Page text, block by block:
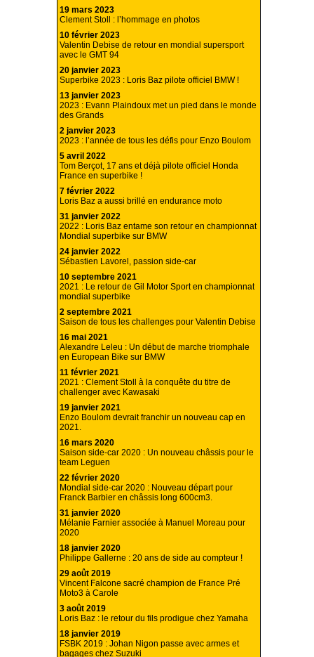
19 mars 2023
Clement Stoll : l’hommage en photos
10 février 2023
Valentin Debise de retour en mondial supersport
avec le GMT 94
20 janvier 2023
Superbike 2023 : Loris Baz pilote officiel BMW !
13 janvier 2023
2023 : Evann Plaindoux met un pied dans le monde
des Grands
2 janvier 2023
2023 : l’année de tous les défis pour Enzo Boulom
5 avril 2022
Tom Berçot, 17 ans et déjà pilote officiel Honda
France en superbike !
7 février 2022
Loris Baz a aussi brillé en endurance moto
31 janvier 2022
2022 : Loris Baz entame son retour en championnat
Mondial superbike sur BMW
24 janvier 2022
Sébastien Lavorel, passion side-car
10 septembre 2021
2021 : Le retour de Gil Motor Sport en championnat
mondial superbike
2 septembre 2021
Saison de tous les challenges pour Valentin Debise
16 mai 2021
Alexandre Leleu : Un début de marche triomphale
en European Bike sur BMW
11 février 2021
2021 : Clement Stoll à la conquête du titre de
challenger avec Kawasaki
19 janvier 2021
Enzo Boulom devrait franchir un nouveau cap en
2021.
16 mars 2020
Saison side-car 2020 : Un nouveau châssis pour le
team Leguen
22 février 2020
Mondial side-car 2020 : Nouveau départ pour
Franck Barbier en châssis long 600cm3.
31 janvier 2020
Mélanie Farnier associée à Manuel Moreau pour
2020
18 janvier 2020
Philippe Gallerne : 20 ans de side au compteur !
29 août 2019
Vincent Falcone sacré champion de France Pré
Moto3 à Carole
3 août 2019
Loris Baz : le retour du fils prodigue chez Yamaha
18 janvier 2019
FSBK 2019 : Johan Nigon passe avec armes et
bagages chez Suzuki